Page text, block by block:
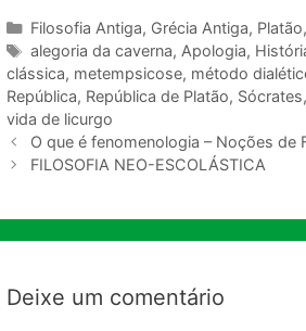
Categorias
Filosofia Antiga, Grécia Antiga, Platão,
Tags
alegoria da caverna, Apologia,
clássica, metempsicose, método
República, República de Platão, Sócrates,
vida de licurgo
O que é fenomenologia – Noções de
FILOSOFIA NEO-ESCOLÁSTICA
Deixe um comentário